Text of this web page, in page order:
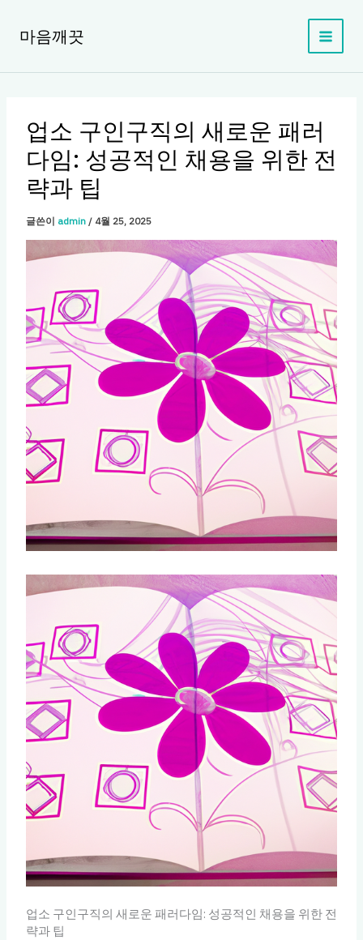
건
마음깨끗
업소 구인구직의 새로운 패러
다임: 성공적인 채용을 위한 전
략과 팁
글쓴이 admin / 4월 25, 2025
업소 구인구직의 새로운 패러다임: 성공적인 채용을 위한 전
략과 팁